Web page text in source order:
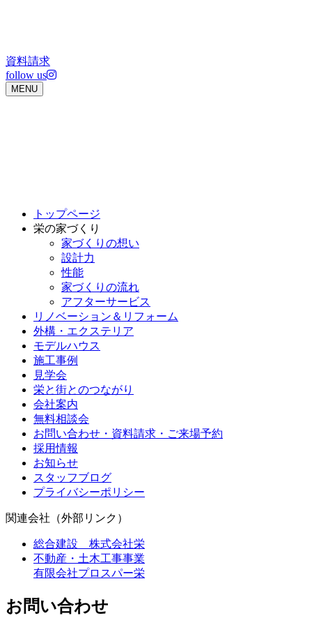
資料請求
follow us
MENU
トップページ
栄の家づくり
家づくりの想い
設計力
性能
家づくりの流れ
アフターサービス
リノベーション＆リフォーム
外構・エクステリア
モデルハウス
施工事例
見学会
栄と街とのつながり
会社案内
無料相談会
お問い合わせ・資料請求・ご来場予約
採用情報
お知らせ
スタッフブログ
プライバシーポリシー
関連会社（外部リンク）
総合建設 株式会社栄
不動産・土木工事事業
有限会社プロスパー栄
お問い合わせ